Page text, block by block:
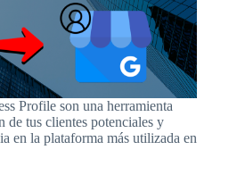
Profile son una herramienta
de tus clientes potenciales y
en la plataforma más utilizada en